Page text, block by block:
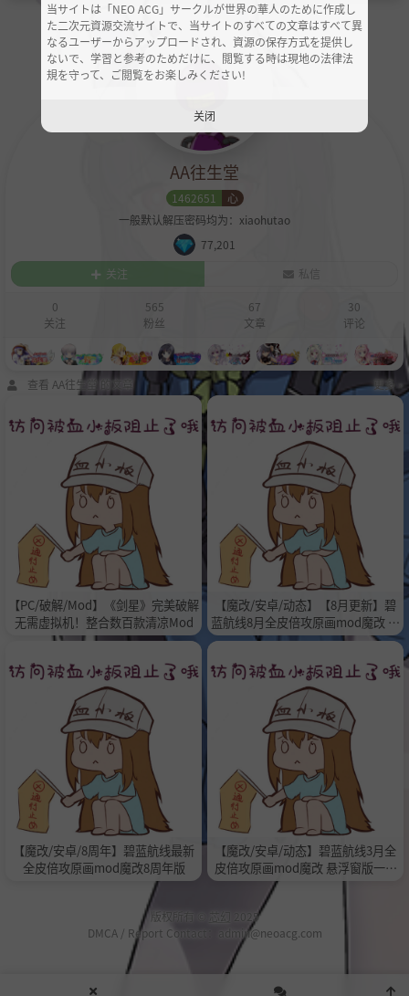
AA往生堂
1462651
心
一般默认解压密码均为：xiaohutao
77,201
关注
私信
0
关注
565
粉丝
67
文章
30
评论
查看 AA往生堂 的文章 更多 »
【PC/破解/Mod】《剑星》完美破解
无需虚拟机！整合数百款清凉Mod
【魔改/安卓/动态】【8月更新】碧
蓝航线8月全皮倍攻原画mod魔改 新
增大量内容
【魔改/安卓/8周年】碧蓝航线最新
全皮倍攻原画mod魔改8周年版
【魔改/安卓/动态】碧蓝航线3月全
皮倍攻原画mod魔改 悬浮窗版一键
版权所有 © 芯幻
2025
DMCA / Report Contact：admin@neoacg.com
当サイトは「NEO ACG」サークルが世界の華人のために作成し
た二次元資源交流サイトで、当サイトのすべての文章はすべて異
なるユーザーからアップロードされ、資源の保存方式を提供し
ないで、学習と参考のためだけに、閲覧する時は現地の法律法
規を守って、ご閲覧をお楽しみください!
关闭